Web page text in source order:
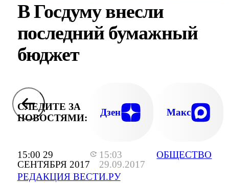
15:00 29
СЕНТЯБРЯ 2017
15:03
29.09.2017
РЕДАКЦИЯ ВЕСТИ.РУ
ОБЩЕСТВО
В Госдуму внесли
последний бумажный
бюджет
СЛЕДИТЕ ЗА
НОВОСТЯМИ:
Дзен Макс